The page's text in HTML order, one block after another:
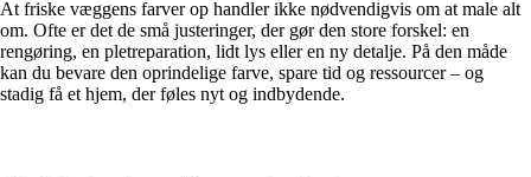
At friske væggens farver op handler ikke nødvendigvis om at male alt
om. Ofte er det de små justeringer, der gør den store forskel: en
rengøring, en pletreparation, lidt lys eller en ny detalje. På den måde
kan du bevare den oprindelige farve, spare tid og ressourcer – og
stadig få et hjem, der føles nyt og indbydende.